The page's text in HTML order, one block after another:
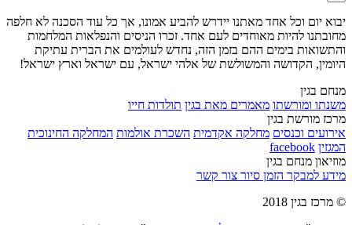
יבוא יום וכל אחד מאתנו יידרש להביע אמונו, אך כל עוד הסכנה לא חלפה
מחובתנו להיות מאוחדים לעם אחד. זכרו הניסים והנפלאות המלחמות
והתשואות בימים ההם בזמן הזה, נחדש לעולמים את הברית עתיקת
היומין, הקדושה והמשולשת של אלהי ישראל, עם ישראל וארץ ישראל!
מנחם בגין
משנתו ומורשתו מאמרים מאת בגין תולדות חייו
מרכז מורשת בגין
אירועים וכנסים מחלקה אקדמית השכרת אולמות המחלקה החינוכית
המגזין facebook
מוזיאון מנחם בגין
מידע למבקר הזמן סיור צור קשר
© מרכז בגין 2018